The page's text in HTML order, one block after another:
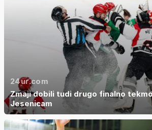
24ur.com
Zmaji dobili tudi drugo finalno
Jesenicam